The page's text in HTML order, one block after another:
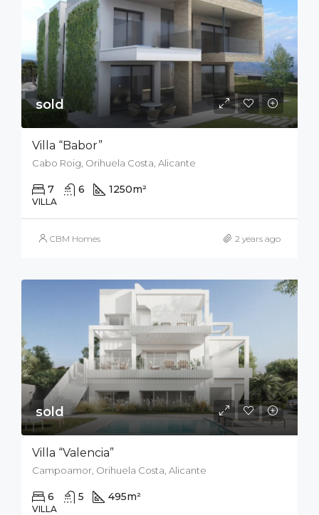
sold
Villa “Babor”
Cabo Roig, Orihuela Costa, Alicante
7 6 1250m²
VILLA
CBM Homes 2 years ago
sold
Villa “Valencia”
Campoamor, Orihuela Costa, Alicante
6 5 495m²
VILLA